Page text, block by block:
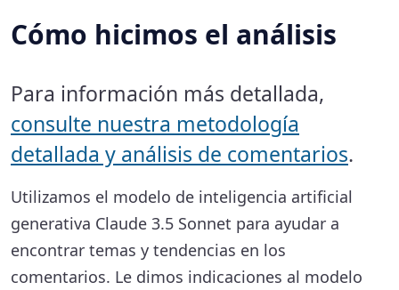
descuentos. Es posible que los
residentes necesiten información
más clara sobre estas opciones.
Reconstruyendo caminos:
simplificando el viaje de regreso a
casa
Los residentes quieren un proceso
de permisos más fácil y menos
Cómo hicimos el análisis
Para información más detallada,
consulte nuestra metodología
detallada y análisis de comentarios.
Utilizamos el modelo de inteligencia artificial
generativa Claude 3.5 Sonnet para ayudar a
encontrar temas y tendencias en los
comentarios. Le dimos indicaciones al modelo